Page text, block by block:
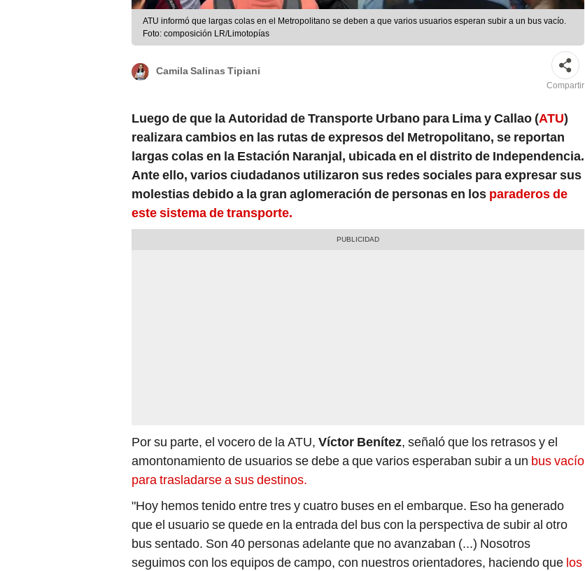
ATU informó que largas colas en el Metropolitano se deben a que varios usuarios esperan subir a un bus vacío.
Foto: composición LR/Limotopías
Camila Salinas Tipiani
Compartir
Luego de que la Autoridad de Transporte Urbano para Lima y Callao (ATU)
realizara cambios en las rutas de expresos del Metropolitano, se reportan
largas colas en la Estación Naranjal, ubicada en el distrito de Independencia.
Ante ello, varios ciudadanos utilizaron sus redes sociales para expresar sus
molestias debido a la gran aglomeración de personas en los paraderos de
este sistema de transporte.
Por su parte, el vocero de la ATU, Víctor Benítez, señaló que los retrasos y el
amontonamiento de usuarios se debe a que varios esperaban subir a un bus vacío
para trasladarse a sus destinos.
"Hoy hemos tenido entre tres y cuatro buses en el embarque. Eso ha generado
que el usuario se quede en la entrada del bus con la perspectiva de subir al otro
bus sentado. Son 40 personas adelante que no avanzaban (...) Nosotros
seguimos con los equipos de campo, con nuestros orientadores, haciendo que los